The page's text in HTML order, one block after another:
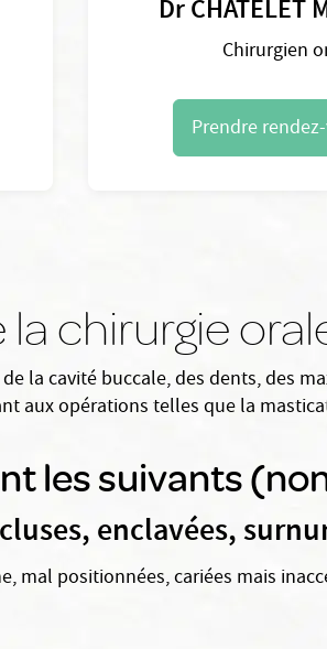
Dr CHATELET
Chirurgien
Prendre
chirurgie
la cavité buccale, des dents, des
aux opérations telles que la
les suivants
enclavées,
mal positionnées, cariées mais